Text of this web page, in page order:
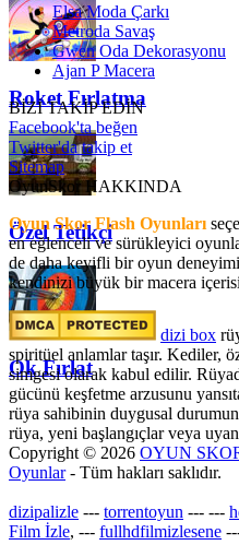
Roket Fırlatma
Özel Tetikçi
Ok Fırlat
Elsa Moda Çarkı
Metroda Savaş
Gwen Oda Dekorasyonu
Ajan P Macera
BİZİ TAKİP EDİN
Facebook'ta beğen
Twitter'da takip et
Sitemap
OyunSkor HAKKINDA
Oyun Skor Flash Oyunları
en eğlenceli ve sürükleyici
de daha keyifli bir oyun
kendinizi büyük bir macera
dizi box
spiritüel anlamlar taşır. Kediler,
simgesi olarak kabul edilir.
gücünü keşfetme arzusunu
rüya sahibinin duygusal
rüya, yeni başlangıçlar veya
Copyright © 2026 OYUN
Oyunlar- Tüm hakları saklıdır.
dizipalizle --- torrentoyun --- ---
Film İzle, --- fullhdfilmizlesene